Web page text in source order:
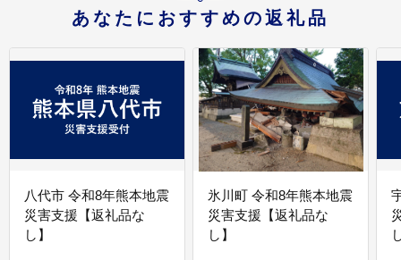
あなたにおすすめの返礼品
八代市 令和8年熊本地震
災害支援【返礼品な
し】
氷川町 令和8年熊本地震
災害支援【返礼品な
し】